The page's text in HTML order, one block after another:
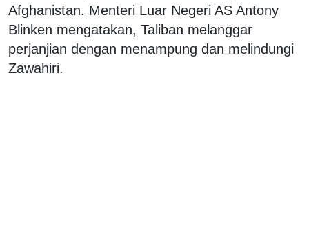
Afghanistan. Menteri Luar Negeri AS Antony
Blinken mengatakan, Taliban melanggar
perjanjian dengan menampung dan melindungi
Zawahiri.